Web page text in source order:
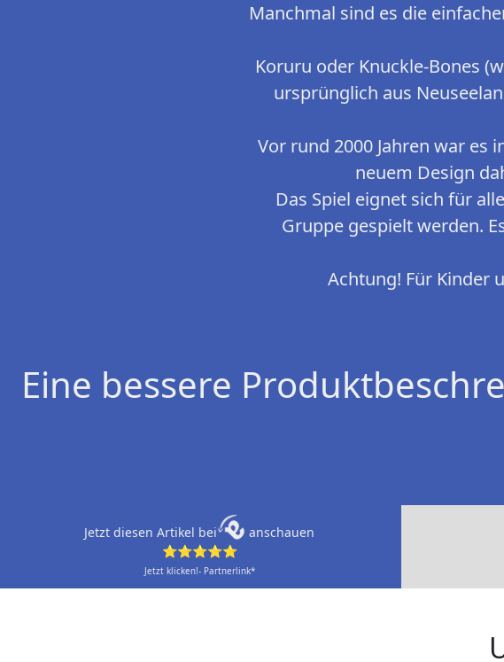
Manchmal sind es die
Koruru oder Knuckle-Bones
ursprünglich aus
Vor rund 2000 Jahren war es
neuem Design
Das Spiel eignet sich für
Gruppe gespielt werden.
Achtung! Für Kinder
Eine bessere
Jetzt diesen Artikel bei
anschauen
⭐⭐⭐⭐⭐
Jetzt klicken!- Partnerlink*